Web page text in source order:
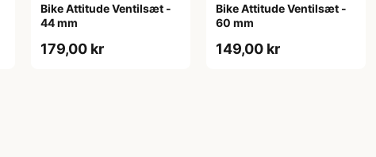
Bike Attitude Ventilsæt -
44 mm
179,00 kr
Bike Attitude Ventilsæt -
60 mm
149,00 kr